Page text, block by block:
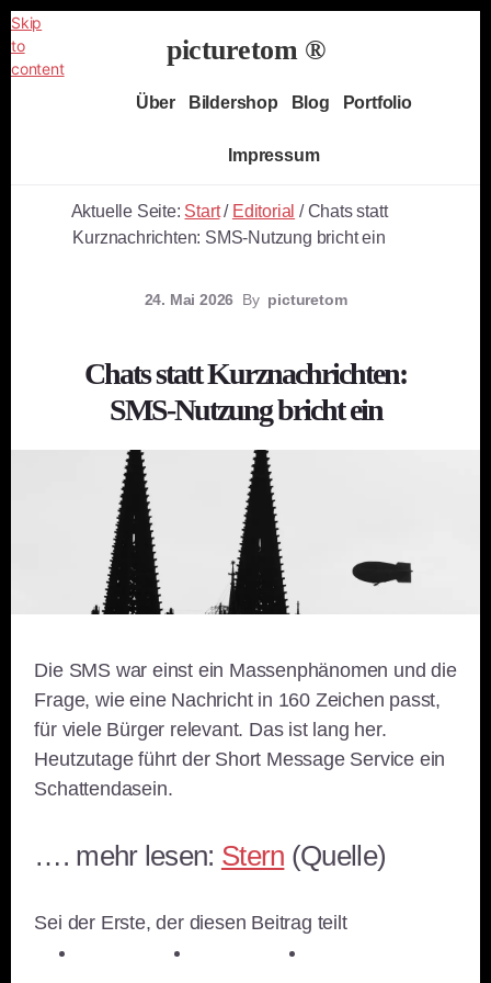
Skip
to
content
picturetom ®
Independent
Über Bildershop Blog Portfolio
Impressum
Aktuelle Seite: Start / Editorial /Chats statt
Kurznachrichten: SMS-Nutzung bricht ein
24. Mai 2026 By picturetom
Chats statt Kurznachrichten:
SMS-Nutzung bricht ein
Die SMS war einst ein Massenphänomen und die
Frage, wie eine Nachricht in 160 Zeichen passt,
für viele Bürger relevant. Das ist lang her.
Heutzutage führt der Short Message Service ein
Schattendasein.
…. mehr lesen: Stern (Quelle)
Sei der Erste, der diesen Beitrag teilt